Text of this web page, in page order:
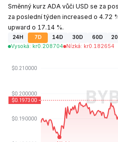
Směnný kurz ADA vůči USD se za
za poslední týden increased o 4.72
upward o 17.14 %.
24H 7D 14D 30D 60D
Vysoká: kr0.208704 Nízká: kr0.182654